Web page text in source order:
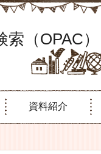
（OPAC）
資料紹介